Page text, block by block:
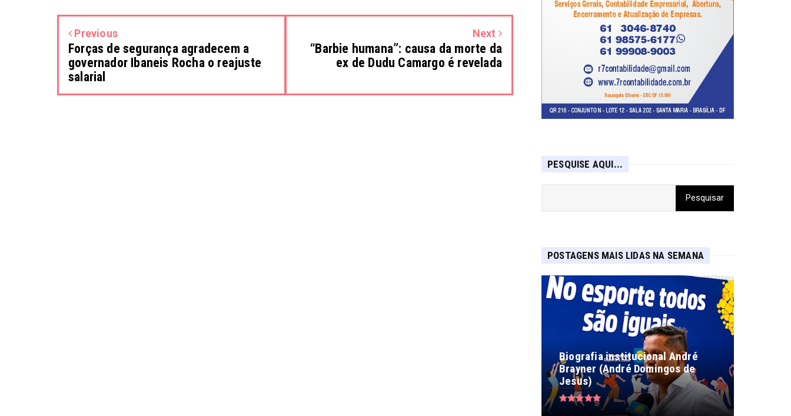
Previous
Forças de segurança agradecem a
governador Ibaneis Rocha o reajuste
salarial
Next
“Barbie humana”: causa da morte da
ex de Dudu Camargo é revelada
PESQUISE AQUI...
POSTAGENS MAIS LIDAS NA SEMANA
Biografia institucional André
Brayner (André Domingos de
Jesus)